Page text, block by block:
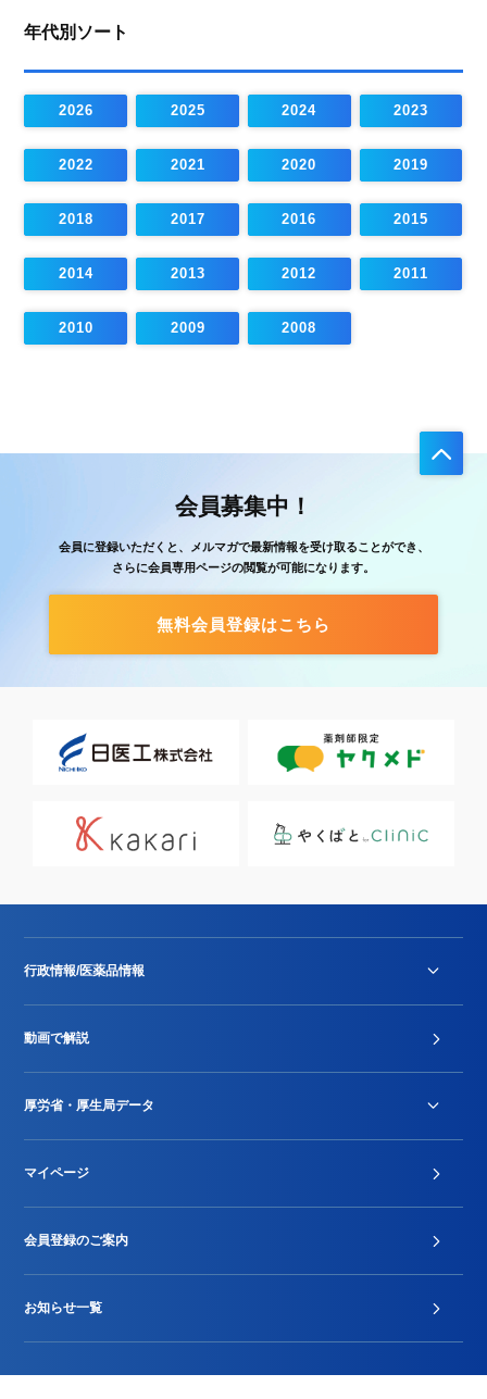
年代別ソート
2026 2025 2024 2023
2022 2021 2020 2019
2018 2017 2016 2015
2014 2013 2012 2011
2010 2009 2008
会員募集中！
会員に登録いただくと、メルマガで最新情報を受け取ることができ、
さらに会員専用ページの閲覧が可能になります。
無料会員登録はこちら
行政情報/医薬品情報
Stu-GEレポート
動画で解説
厚労省・厚生局データ
2024年度新設項目届出状況
マイページ
会員登録のご案内
お知らせ一覧